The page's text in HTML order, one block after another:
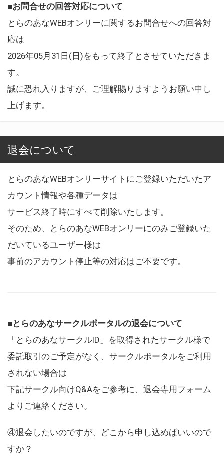
■お問合せの回答対応について
とらのあなWEBオンリーに関するお問合せへの回答対
応は
2026年05月31日(日)をもって終了とさせていただきま
す。
誠に恐れ入りますが、ご理解賜りますようお願い申し
上げます。
退会について
とらのあなWEBオンリーサイトにご登録いただいたア
カウント情報や各種データは
サービス終了時にすべて削除いたします。
そのため、とらのあなWEBオンリーにのみご登録いた
だいているユーザー様は
事前のアカウント停止等の対応はご不要です。
■とらのあなサークルポータルの退会について
「とらのあなサークルID」を取得されたサークル様で
委託取引のご予定がなく、サークルポータルをご利用
されない場合は
下記サークル向けQ&Aをご参考に、退会専用フォーム
よりご連絡ください。
④退会したいのですが、どこから申し込めばいいので
すか？